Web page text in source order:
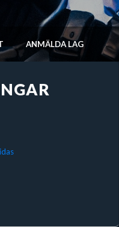
ANMÄLDA LAG